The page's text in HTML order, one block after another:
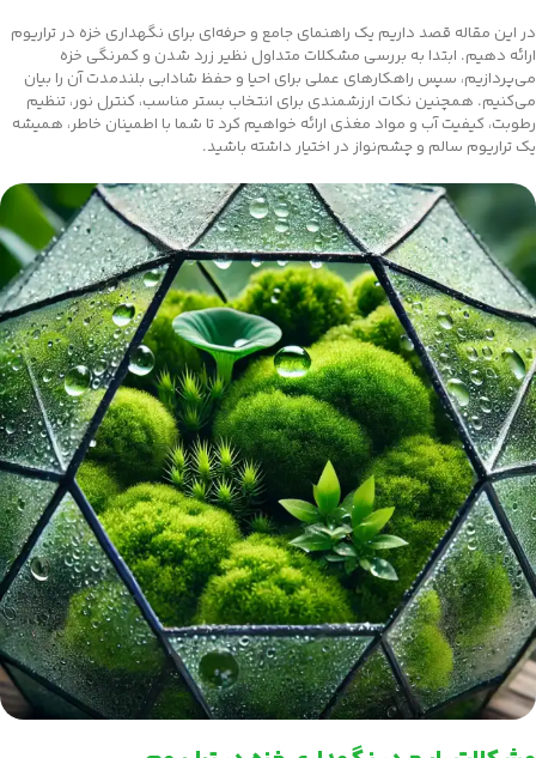
در این مقاله قصد داریم یک راهنمای جامع و حرفه‌ای برای نگهداری خزه در تراریوم
ارائه دهیم. ابتدا به بررسی مشکلات متداول نظیر زرد شدن و کمرنگی خزه
می‌پردازیم، سپس راهکارهای عملی برای احیا و حفظ شادابی بلندمدت آن را بیان
می‌کنیم. همچنین نکات ارزشمندی برای انتخاب بستر مناسب، کنترل نور، تنظیم
رطوبت، کیفیت آب و مواد مغذی ارائه خواهیم کرد تا شما با اطمینان خاطر، همیشه
یک تراریوم سالم و چشم‌نواز در اختیار داشته باشید.